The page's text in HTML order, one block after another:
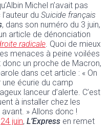
Michel n’avait pas
du Suicide français
, dans son numéro du 3 juin,
article de dénonciation
radicale. Quoi de mieux
menaces à peine voilées
donc un proche de Macron,
dans cet article : « On
une écurie du camp
lanceur d’alerte. C’est
à installer chez les
avant. » Allons donc !
24 juin, L’Express en remet